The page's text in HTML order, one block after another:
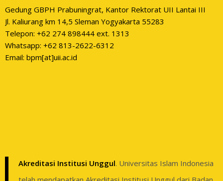
Gedung GBPH Prabuningrat, Kantor Rektorat UII Lantai III
Jl. Kaliurang km 14,5 Sleman Yogyakarta 55283
Telepon: +62 274 898444 ext. 1313
Whatsapp: +62 813-2622-6312
Email: bpm[at]uii.ac.id
Akreditasi Institusi Unggul. Universitas Islam Indonesia